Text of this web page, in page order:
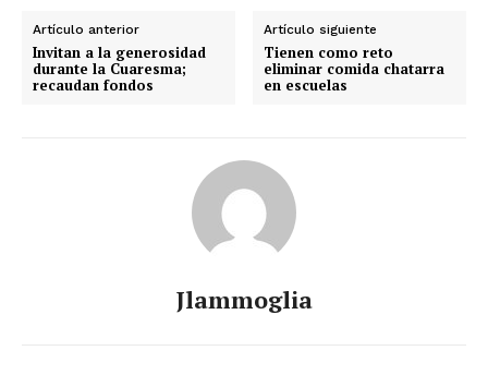
Artículo anterior
Invitan a la generosidad
durante la Cuaresma;
recaudan fondos
Artículo siguiente
Tienen como reto
eliminar comida chatarra
en escuelas
Jlammoglia